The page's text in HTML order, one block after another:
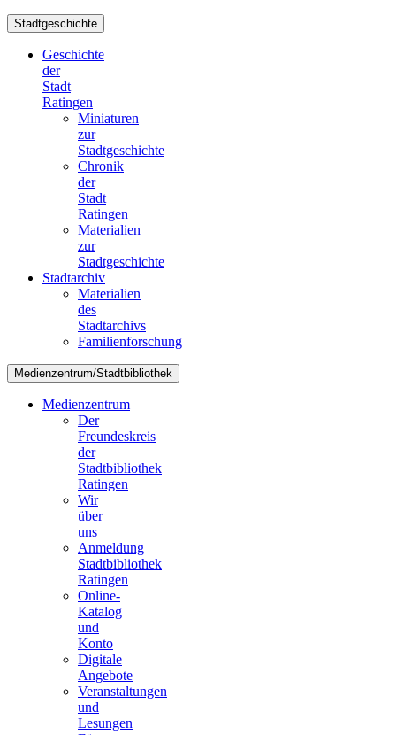
Stadtgeschichte
Geschichte
der
Stadt
Ratingen
Miniaturen
zur
Stadtgeschichte
Chronik
der
Stadt
Ratingen
Materialien
zur
Stadtgeschichte
Stadtarchiv
Materialien
des
Stadtarchivs
Familienforschung
Medienzentrum/Stadtbibliothek
Medienzentrum
Der
Freundeskreis
der
Stadtbibliothek
Ratingen
Wir
über
uns
Anmeldung
Stadtbibliothek
Ratingen
Online-
Katalog
und
Konto
Digitale
Angebote
Veranstaltungen
und
Lesungen